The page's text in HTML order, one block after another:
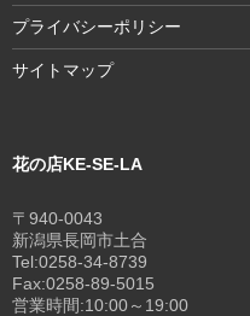
プライバシーポリシー
サイトマップ
花の店KE-SE-LA
〒940-0043
新潟県長岡市土合
Tel:0258-34-8739
Fax:0258-89-5015
営業時間:10:00～19:00